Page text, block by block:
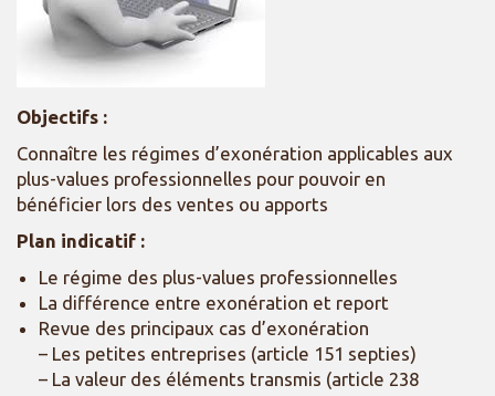
Objectifs :
Connaître les régimes d’exonération applicables aux
plus-values professionnelles pour pouvoir en
bénéficier lors des ventes ou apports
Plan indicatif :
Le régime des plus-values professionnelles
La différence entre exonération et report
Revue des principaux cas d’exonération
– Les petites entreprises (article 151 septies)
– La valeur des éléments transmis (article 238